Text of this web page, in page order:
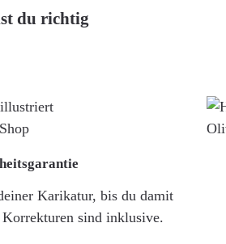
du richtig
Karikatur, bis du damit
sind inklusive.